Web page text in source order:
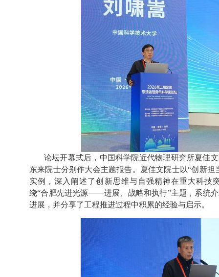
论坛开幕式后，中国科学院近代物理研究所夏佳
东来院士分别作大会主题报告。夏佳文院士以“创新
实例，深入阐述了创新思维与自强精神在重大科技
绕“合肥先进光源——进展、战略和执行”主题，系统
进展，并分享了工程推进过程中积累的经验与启示。